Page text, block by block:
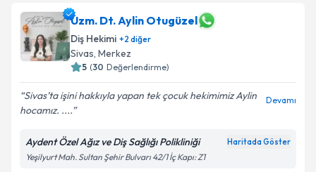
Uzm. Dt. Aylin Otugüzel
Diş Hekimi +2 diğer
Sivas, Merkez
5 (30 Değerlendirme)
Sivas’ta işini hakkıyla yapan tek çocuk hekimimiz Aylin
hocamız. ....
Devamı
Aydent Özel Ağız ve Diş Sağlığı Polikliniği Haritada Göster
Yeşilyurt Mah. Sultan Şehir Bulvarı 42/1 İç Kapı: Z1